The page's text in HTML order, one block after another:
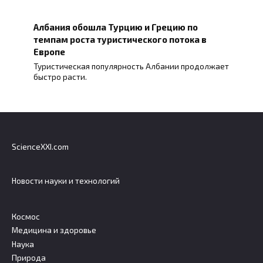
Албания обошла Турцию и Грецию по
темпам роста туристического потока в
Европе
Туристическая популярность Албании продолжает
быстро расти.
ScienceXXI.com
Новости науки и технологий
Космос
Медицина и здоровье
Наука
Природа